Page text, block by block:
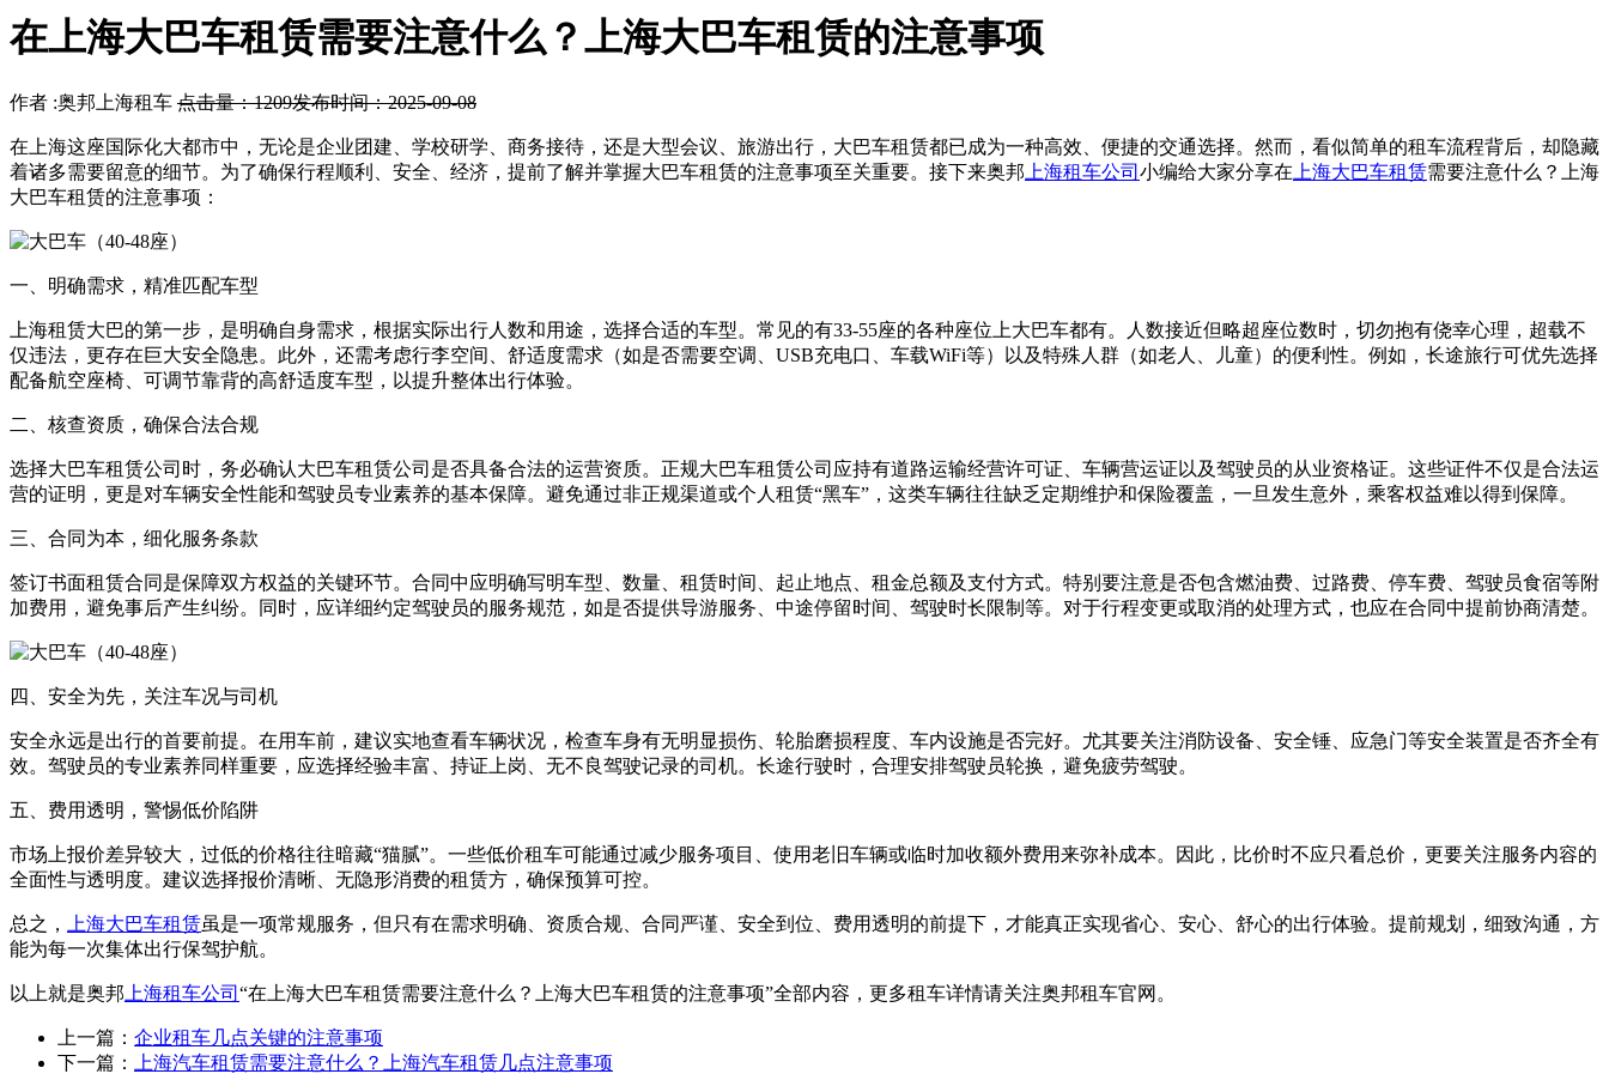
在上海大巴车租赁需要注意什么？上海大巴车租赁的注意事项
作者 :奥邦上海租车 点击量：1209发布时间：2025-09-08
在上海这座国际化大都市中，无论是企业团建、学校研学、商务接待，还是大型会议、旅游出行，大巴车租赁都已成为一种高效、便捷的交通选择。然而，看似简单的租车流程背后，却隐藏
着诸多需要留意的细节。为了确保行程顺利、安全、经济，提前了解并掌握大巴车租赁的注意事项至关重要。接下来奥邦 上海租车公司 小编给大家分享在 上海大巴车租赁需要注意什么？上海
大巴车租赁的注意事项：
一、明确需求，精准匹配车型
上海租赁大巴的第一步，是明确自身需求，根据实际出行人数和用途，选择合适的车型。常见的有33-55座的各种座位上大巴车都有。人数接近但略超座位数时，切勿抱有侥幸心理，超载不
仅违法，更存在巨大安全隐患。此外，还需考虑行李空间、舒适度需求（如是否需要空调、USB充电口、车载WiFi等）以及特殊人群（如老人、儿童）的便利性。例如，长途旅行可优先选择
配备航空座椅、可调节靠背的高舒适度车型，以提升整体出行体验。
二、核查资质，确保合法合规
选择大巴车租赁公司时，务必确认大巴车租赁公司是否具备合法的运营资质。正规大巴车租赁公司应持有道路运输经营许可证、车辆营运证以及驾驶员的从业资格证。这些证件不仅是合法运
营的证明，更是对车辆安全性能和驾驶员专业素养的基本保障。避免通过非正规渠道或个人租赁“黑车”，这类车辆往往缺乏定期维护和保险覆盖，一旦发生意外，乘客权益难以得到保障。
三、合同为本，细化服务条款
签订书面租赁合同是保障双方权益的关键环节。合同中应明确写明车型、数量、租赁时间、起止地点、租金总额及支付方式。特别要注意是否包含燃油费、过路费、停车费、驾驶员食宿等附
加费用，避免事后产生纠纷。同时，应详细约定驾驶员的服务规范，如是否提供导游服务、中途停留时间、驾驶时长限制等。对于行程变更或取消的处理方式，也应在合同中提前协商清楚。
四、安全为先，关注车况与司机
安全永远是出行的首要前提。在用车前，建议实地查看车辆状况，检查车身有无明显损伤、轮胎磨损程度、车内设施是否完好。尤其要关注消防设备、安全锤、应急门等安全装置是否齐全有
效。驾驶员的专业素养同样重要，应选择经验丰富、持证上岗、无不良驾驶记录的司机。长途行驶时，合理安排驾驶员轮换，避免疲劳驾驶。
五、费用透明，警惕低价陷阱
市场上报价差异较大，过低的价格往往暗藏“猫腻”。一些低价租车可能通过减少服务项目、使用老旧车辆或临时加收额外费用来弥补成本。因此，比价时不应只看总价，更要关注服务内容的
全面性与透明度。建议选择报价清晰、无隐形消费的租赁方，确保预算可控。
总之， 上海大巴车租赁虽是一项常规服务，但只有在需求明确、资质合规、合同严谨、安全到位、费用透明的前提下，才能真正实现省心、安心、舒心的出行体验。提前规划，细致沟通，方
能为每一次集体出行保驾护航。
以上就是奥邦 上海租车公司 “在上海大巴车租赁需要注意什么？上海大巴车租赁的注意事项”全部内容，更多租车详情请关注奥邦租车官网。
上一篇： 企业租车几点关键的注意事项
下一篇：
上海汽车租赁需要注意什么？上海汽车租赁几点注意事项